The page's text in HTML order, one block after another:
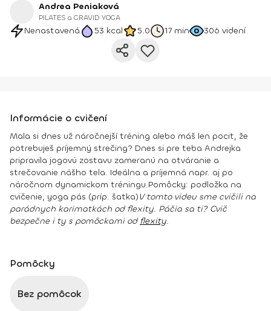
Andrea Peniaková
PILATES a GRAVID YOGA
Nenastavená 53 kcal 5.0 17 min 306 videní
Informácie o cvičení
Mala si dnes už náročnejší tréning alebo máš len pocit, že
potrebuješ príjemný strečing? Dnes si pre teba Andrejka
pripravila jogovú zostavu zameranú na otváranie a
strečovanie nášho tela. Ideálna a príjemná napr. aj po
náročnom dynamickom tréningu.Pomôcky: podložka na
cvičenie, yoga pás (príp. šatka)V tomto videu sme cvičili na
parádnych karimatkách od flexity. Páčia sa ti? Cvič
bezpečne i ty s pomôckami od flexity.
Pomôcky
Bez pomôcok